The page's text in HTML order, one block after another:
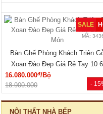
Sồi Màu Óc Chó Thanh Lịch
15.550.000đ /Cái
🔥 Gỗ tự nhiên